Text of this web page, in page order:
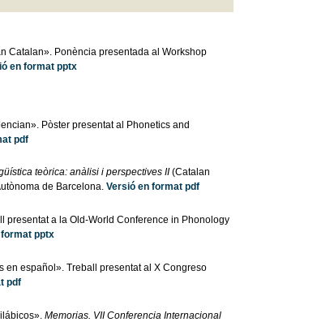
Catalan». Ponència presentada al Workshop
en format pptx
Pòster presentat al Phonetics and
pdf
teòrica: anàlisi i perspectives II(Catalan
de Barcelona. Versió en format pdf
presentat a la Old-World Conference in Phonology
pptx
español». Treball presentat al X Congreso
pdf
Memorias. VII Conferencia Internacional